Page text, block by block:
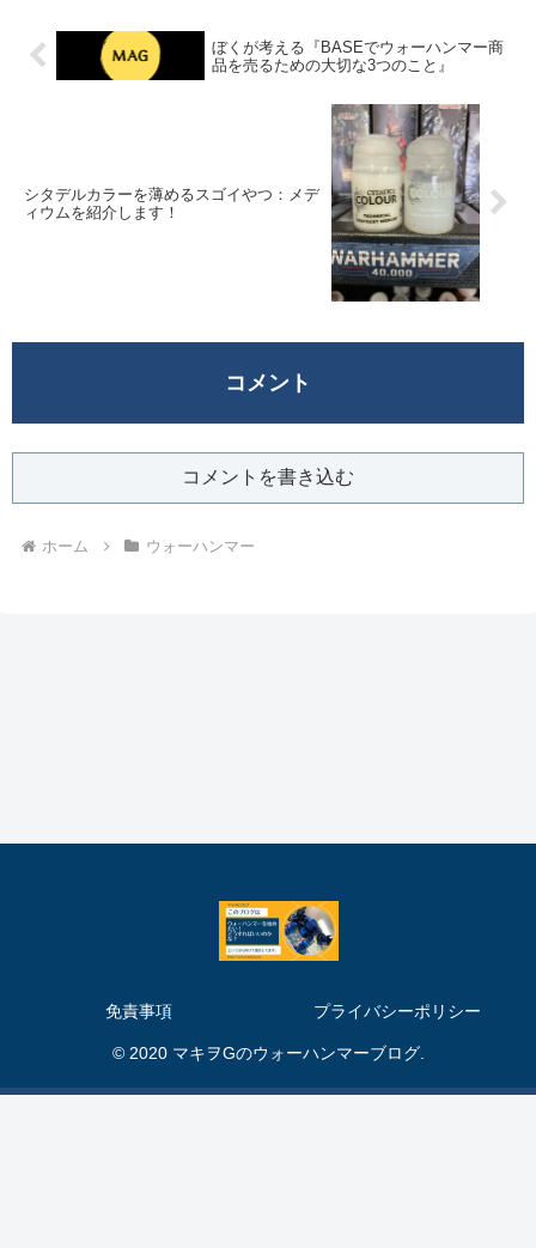
ぼくが考える『BASEでウォーハンマー商
品を売るための大切な3つのこと』
シタデルカラーを薄めるスゴイやつ：メデ
ィウムを紹介します！
コメント
コメントを書き込む
ホーム ウォーハンマー
免責事項 プライバシーポリシー
© 2020 マキヲGのウォーハンマーブログ.